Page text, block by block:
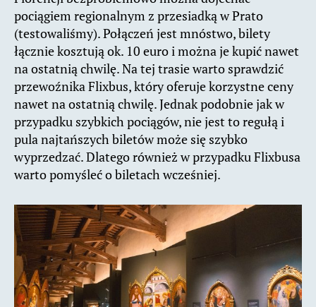
pociągiem regionalnym z przesiadką w Prato
(testowaliśmy). Połączeń jest mnóstwo, bilety
łącznie kosztują ok. 10 euro i można je kupić nawet
na ostatnią chwilę. Na tej trasie warto sprawdzić
przewoźnika Flixbus, który oferuje korzystne ceny
nawet na ostatnią chwilę. Jednak podobnie jak w
przypadku szybkich pociągów, nie jest to regułą i
pula najtańszych biletów może się szybko
wyprzedzać. Dlatego również w przypadku Flixbusa
warto pomyśleć o biletach wcześniej.